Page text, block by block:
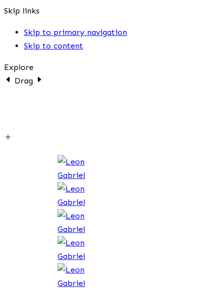
Skip links
Skip to primary navigation
Skip to content
Explore
Drag